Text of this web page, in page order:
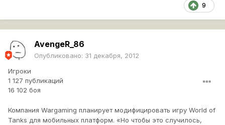
9
AvengeR_86
Опубликовано: 31 декабря, 2012
Игроки
1 127 публикаций
16 102 боя
Компания Wargaming планирует модифицировать игру World of
Tanks для мобильных платформ. «Но чтобы это случилось,